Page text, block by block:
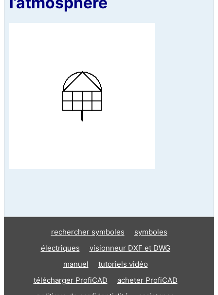
rechercher symboles
symboles
électriques
visionneur DXF et DWG
manuel
tutoriels vidéo
télécharger ProfiCAD
acheter ProfiCAD